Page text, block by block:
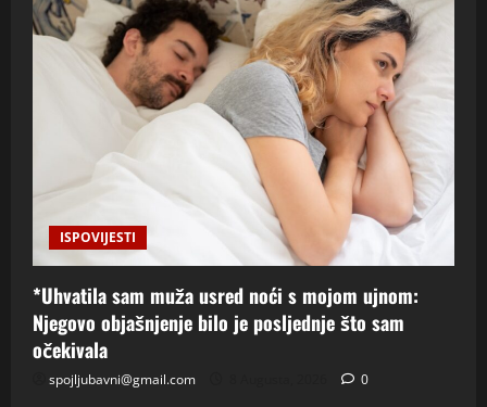
ISPOVIJESTI
*Uhvatila sam muža usred noći s mojom ujnom:
Njegovo objašnjenje bilo je posljednje što sam
očekivala
spojljubavni@gmail.com 0